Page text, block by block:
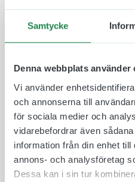
Samtycke
Denna webbplats använder
Vi använder
och annonserna till
för sociala medier och
vidarebefordrar även
information från din enhet
annons- och analysföretag
Dessa kan i sin tur
Delaktighet (MFD) krav
annat beskrivs hur
tillgänglighet för alla.
Materialet är
olika färger och
man vill ha raka eller
En taktil skylt som man t